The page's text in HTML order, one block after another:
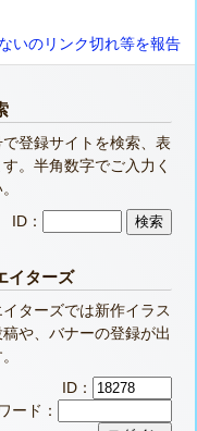
いのリンク切れ等を報告
で登録サイトを検索、表
。半角数字でご入力く
ID：
イターズ
イターズでは新作イラス
稿や、バナーの登録が出
ID：
ード：